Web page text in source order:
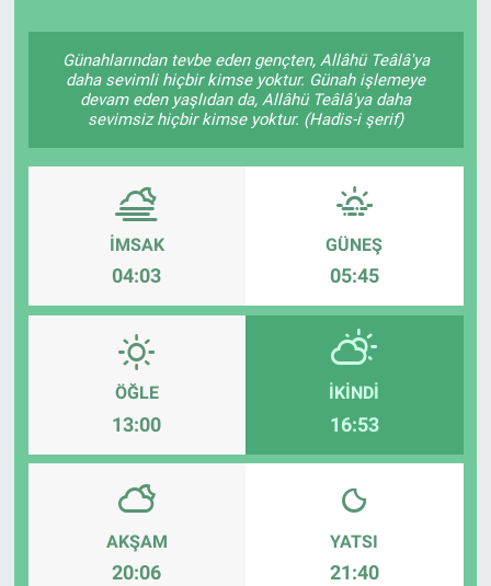
Günahlarından tevbe eden gençten, Allâhü Teâlâ'ya
daha sevimli hiçbir kimse yoktur. Günah işlemeye
devam eden yaşlıdan da, Allâhü Teâlâ'ya daha
sevimsiz hiçbir kimse yoktur. (Hadis-i şerif)
İMSAK
04:03
GÜNEŞ
05:45
ÖĞLE
13:00
İKINDI
16:53
AKŞAM
20:06
YATSI
21:40
Bilecik
Kütahya
Çevre
Magazin
Bilim ve Teknoloji